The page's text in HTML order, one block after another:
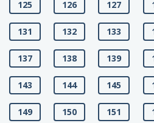
125 126 127
131 132 133
137 138 139
143 144 145
149 150 151